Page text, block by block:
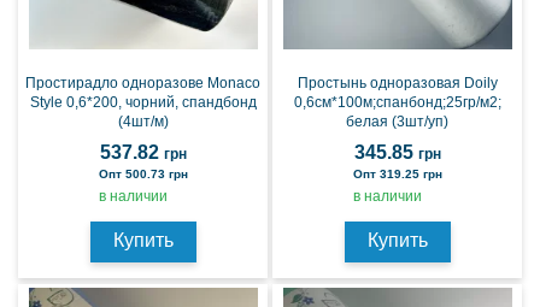
Простирадло одноразове Monaco
Style 0,6*200, чорний, спандбонд
(4шт/м)
537.82 грн
Опт 500.73 грн
в наличии
Купить
Простынь одноразовая Doily
0,6см*100м;спанбонд;25гр/м2;
белая (3шт/уп)
345.85 грн
Опт 319.25 грн
в наличии
Купить